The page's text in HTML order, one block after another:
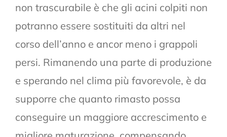
non trascurabile è che gli acini colpiti non
potranno essere sostituiti da altri nel
corso dell’anno e ancor meno i grappoli
persi. Rimanendo una parte di produzione
e sperando nel clima più favorevole, è da
supporre che quanto rimasto possa
conseguire un maggiore accrescimento e